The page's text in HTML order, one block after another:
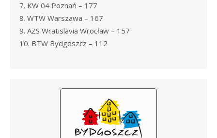
7. KW 04 Poznań – 177
8. WTW Warszawa – 167
9. AZS Wratislavia Wrocław – 157
10. BTW Bydgoszcz – 112